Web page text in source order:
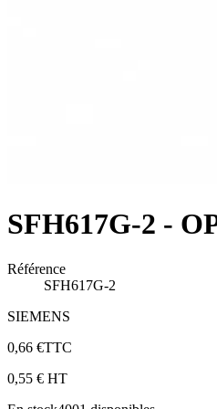
SFH617G-2 -
Référence
SFH617G-2
SIEMENS
0,66 €TTC
0,55 € HT